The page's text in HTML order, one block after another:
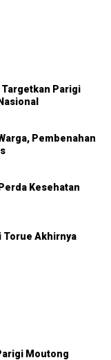
Parigi
Pembenahan
Kesehatan
Torue Akhirnya
Moutong